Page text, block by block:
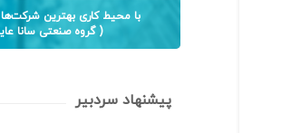
با محیط کاری بهترین
( گروه صنعتی سانا
پیشنهاد سردبیر